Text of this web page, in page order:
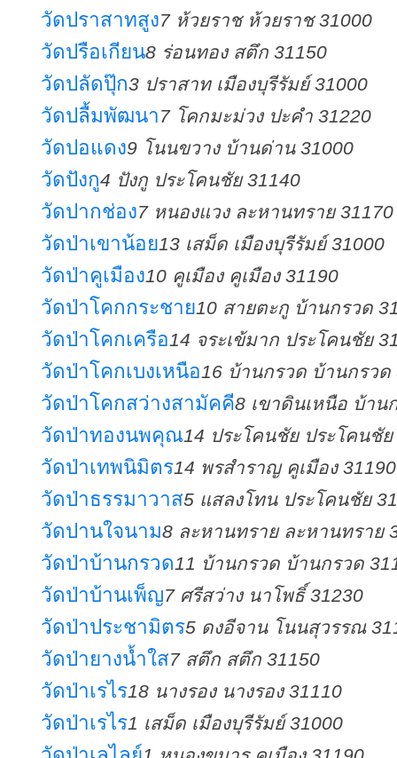
วัดปราสาทสูง7 ห้วยราช ห้วยราช 31000
วัดปรือเกียน8 ร่อนทอง สตึก 31150
วัดปลัดปุ๊ก3 ปราสาท เมืองบุรีรัมย์ 31000
วัดปลื้มพัฒนา7 โคกมะม่วง ปะคำ 31220
วัดปอแดง9 โนนขวาง บ้านด่าน 31000
วัดปังกู4 ปังกู ประโคนชัย 31140
วัดปากช่อง7 หนองแวง ละหานทราย 31170
วัดป่าเขาน้อย13 เสม็ด เมืองบุรีรัมย์ 31000
วัดป่าคูเมือง10 คูเมือง คูเมือง 31190
วัดป่าโคกกระชาย10 สายตะกู บ้านกรวด
วัดป่าโคกเครือ14 จระเข้มาก ประโคนชัย
วัดป่าโคกเบงเหนือ16 บ้านกรวด บ้านกรวด
วัดป่าโคกสว่างสามัคคี8 เขาดินเหนือ บ้าน
วัดป่าทองนพคุณ14 ประโคนชัย ประโคนชัย
วัดป่าเทพนิมิตร14 พรสำราญ คูเมือง 31190
วัดป่าธรรมาวาส5 แสลงโทน ประโคนชัย
วัดปานใจนาม8 ละหานทราย ละหานทราย
วัดป่าบ้านกรวด11 บ้านกรวด บ้านกรวด
วัดป่าบ้านเพ็ญ7 ศรีสว่าง นาโพธิ์ 31230
วัดป่าประชามิตร5 ดงอีจาน โนนสุวรรณ
วัดป่ายางน้ำใส7 สตึก สตึก 31150
วัดป่าเรไร18 นางรอง นางรอง 31110
วัดป่าเรไร1 เสม็ด เมืองบุรีรัมย์ 31000